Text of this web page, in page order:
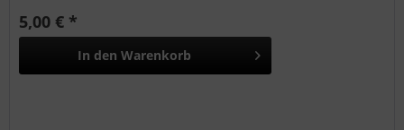
5,00 € *
In den Warenkorb